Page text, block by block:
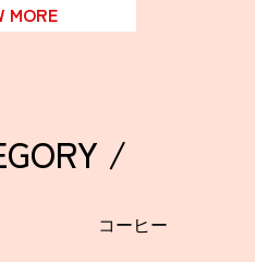
MORE
/
コーヒー